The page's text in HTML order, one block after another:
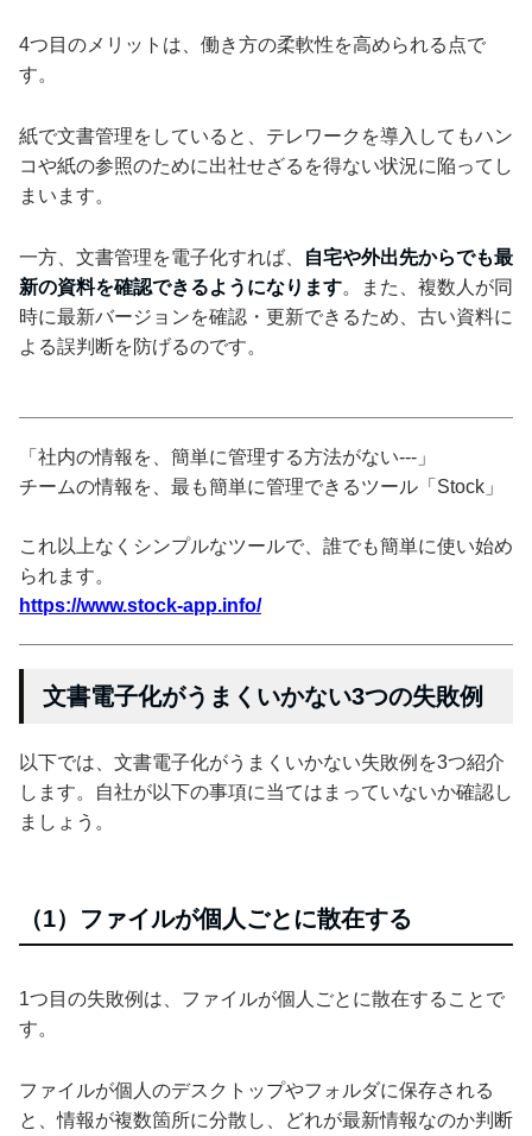
4つ目のメリットは、働き方の柔軟性を高められる点で
す。
紙で文書管理をしていると、テレワークを導入してもハン
コや紙の参照のために出社せざるを得ない状況に陥ってし
まいます。
一方、文書管理を電子化すれば、
自宅や外出先からでも最
新の資料を確認できるようになります。また、複数人が同
時に最新バージョンを確認・更新できるため、古い資料に
よる誤判断を防げるのです。
「社内の情報を、簡単に管理する方法がない---」
チームの情報を、最も簡単に管理できるツール「Stock」
これ以上なくシンプルなツールで、誰でも簡単に使い始め
られます。
https://www.stock-app.info/
文書電子化がうまくいかない3つの失敗例
以下では、文書電子化がうまくいかない失敗例を3つ紹介
します。自社が以下の事項に当てはまっていないか確認し
ましょう。
（1）ファイルが個人ごとに散在する
1つ目の失敗例は、ファイルが個人ごとに散在することで
す。
ファイルが個人のデスクトップやフォルダに保存される
と、情報が複数箇所に分散し、どれが最新情報なのか判断